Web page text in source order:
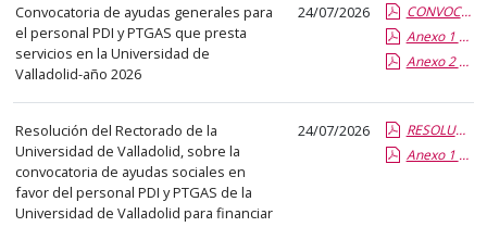
la
primera
columna
el
título
del
anuncio,
en
Convocatoria de ayudas generales para
el personal PDI y PTGAS que presta
servicios en la Universidad de
Valladolid-año 2026
24/07/2026
CONVOCATORIA Ayudas Generales 2026.pdf.pdf
Anexo 1 Solicitud Ayudas Generales.pdf.pdf
Anexo 2 Gastos Dentales.pdf.pdf
Resolución del Rectorado de la
Universidad de Valladolid, sobre la
convocatoria de ayudas sociales en
favor del personal PDI y PTGAS de la
Universidad de Valladolid para financiar
24/07/2026
RESOLUCIÓN AYUDAS ESTUDIOS otras universidades 25-26.pdf.pdf
Anexo 1 Ayudas Concedidas para Estudios Otras Universidades 2025-2026.pdf.pdf